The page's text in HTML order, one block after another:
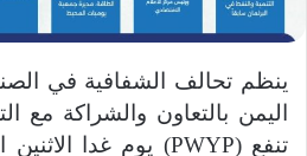
ينظم تحالف الشفافية في
اليمن بالتعاون والشراكة مع